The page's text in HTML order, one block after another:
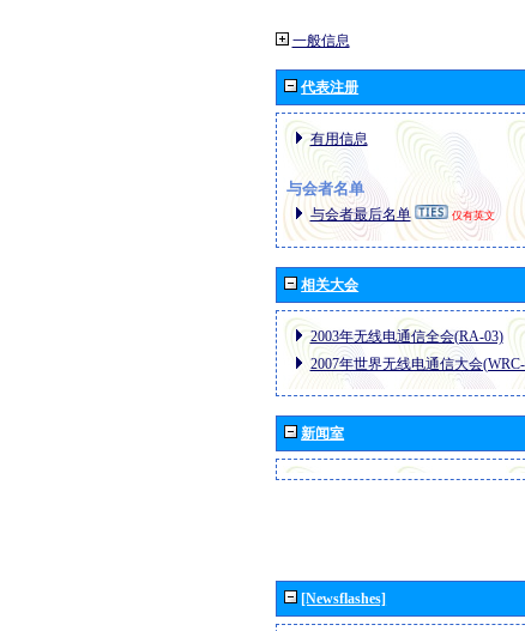
一般信息
代表注册
有用信息
与会者名单
与会者最后名单 仅有英文
相关大会
2003年无线电通信全会(RA-03)
2007年世界无线电通信大会
新闻室
[Newsflashes]